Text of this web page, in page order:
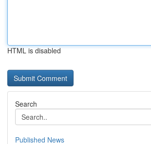
HTML is disabled
Search
Published News